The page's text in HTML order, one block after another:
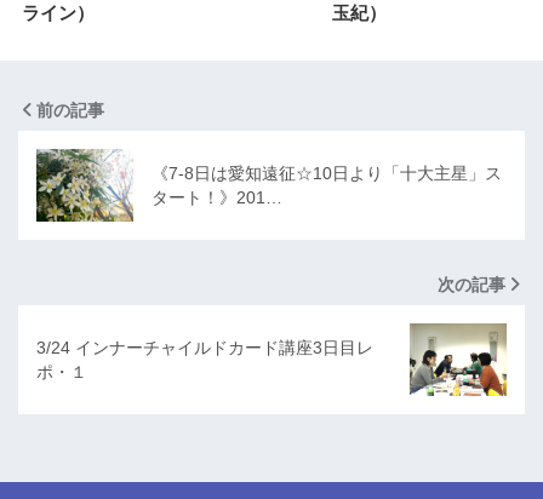
ライン）
玉紀）
前の記事
《7-8日は愛知遠征☆10日より「十大主星」ス
タート！》201…
次の記事
3/24 インナーチャイルドカード講座3日目レ
ポ・１